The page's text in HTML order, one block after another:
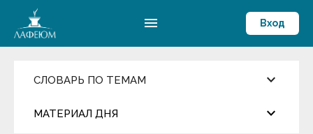
menu Вход
СЛОВАРЬ ПО ТЕМАМ keyboard_arrow_down
Достижения
МАТЕРИАЛ ДНЯ keyboard_arrow_down